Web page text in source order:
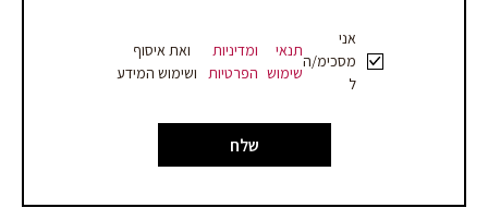
אני
מסכימ/ה
ל
תנאי
שימוש
ומדיניות
הפרטיות
ואת איסוף
ושימוש המידע
שלח